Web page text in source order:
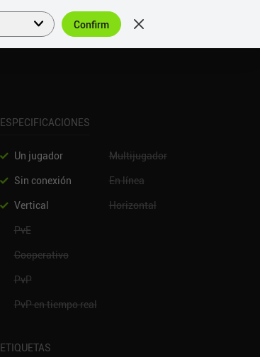
ES
ESPECIFICACIONES
Un jugador
Multijugador
Sin conexión
En línea
Vertical
Horizontal
PvE
Cooperativo
PvP
PvP en tiempo real
ETIQUETAS
Confirm